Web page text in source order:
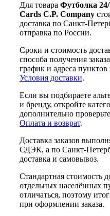
Для товара Футболка
Cards C.P. Company
доставка по Санкт-
отправка по России.
Сроки и стоимость
способа получения
график и адреса
Условия доставки.
Если вы подбираете
и бренду, откройте
дополнительно
Оплата и возврат.
Доставка заказов
СДЭК, а по Санкт-
доставка и самовывоз.
Стандартная стоимость
отдельных населённых
отличаться, поэтому
при оформлении заказа.